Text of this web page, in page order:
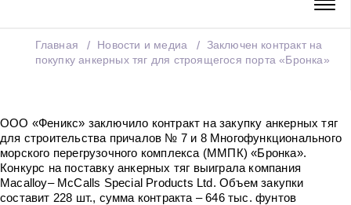
Главная Новости и медиа
Заключен контракт на
покупку анкерных тяг для строящегося порта «Бронка»
ООО «Феникс» заключило контракт на закупку анкерных тяг
для строительства причалов № 7 и 8 Многофункционального
морского перегрузочного комплекса (ММПК) «Бронка».
Конкурс на поставку анкерных тяг выиграла компания
Macalloy– McCalls Special Products Ltd. Объем закупки
составит 228 шт., сумма контракта – 646 тыс. фунтов